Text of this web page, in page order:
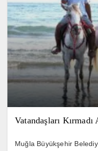
Vatandaşları
Muğla Büyükşehir